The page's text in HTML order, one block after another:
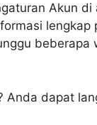
Akun
lengkap
Anda dapat